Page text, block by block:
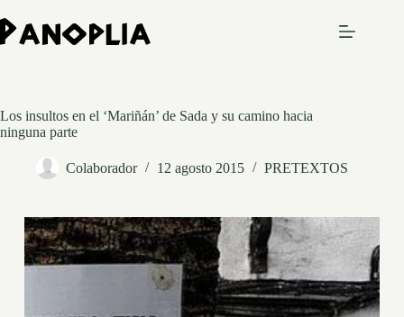
al
contenido
Los insultos en el ‘Mariñán’ de Sada y su camino hacia
ninguna parte
Colaborador 12 agosto 2015 PRETEXTOS